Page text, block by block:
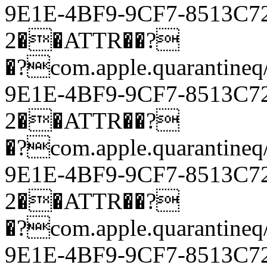
9E1E-4BF9-9CF7-
2��ATTR��?
9E1E-4BF9-9CF7-
2��ATTR��?
9E1E-4BF9-9CF7-
2��ATTR��?
9E1E-4BF9-9CF7-